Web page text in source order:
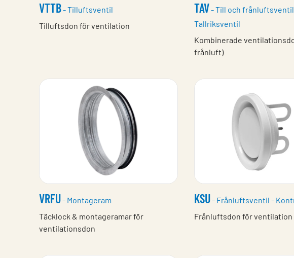
VTTB- Tilluftsventil
Tilluftsdon för ventilation
TAV- Till och
Tallriksventil
Kombinerade
frånluft)
VRFU- Montageram
Täcklock & montageramar för
ventilationsdon
KSU- Frånluftsventil -
Frånluftsdon för ventilation